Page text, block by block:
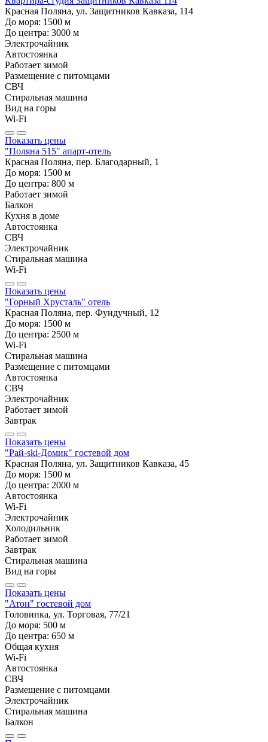
Красная Поляна, ул. Защитников Кавказа, 114
До моря: 1500 м
До центра: 3000 м
Электрочайник
Автостоянка
Работает зимой
Размещение с питомцами
СВЧ
Стиральная машина
Вид на горы
Wi-Fi
Показать цены
"Поляна 515" апарт-отель
Красная Поляна, пер. Благодарный, 1
До моря: 1500 м
До центра: 800 м
Работает зимой
Балкон
Кухня в доме
Автостоянка
СВЧ
Электрочайник
Стиральная машина
Wi-Fi
Показать цены
"Горный Хрусталь" отель
Красная Поляна, пер. Фундучный, 12
До моря: 1500 м
До центра: 2500 м
Wi-Fi
Стиральная машина
Размещение с питомцами
Автостоянка
СВЧ
Электрочайник
Работает зимой
Завтрак
Показать цены
"Рай-ski-Домик" гостевой дом
Красная Поляна, ул. Защитников Кавказа, 45
До моря: 1500 м
До центра: 2000 м
Автостоянка
Wi-Fi
Электрочайник
Холодильник
Работает зимой
Завтрак
Стиральная машина
Вид на горы
Показать цены
"Атон" гостевой дом
Головинка, ул. Торговая, 77/21
До моря: 500 м
До центра: 650 м
Общая кухня
Wi-Fi
Автостоянка
СВЧ
Размещение с питомцами
Электрочайник
Стиральная машина
Балкон